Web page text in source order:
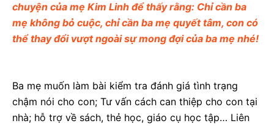
chuyện của mẹ Kim Linh để thấy rằng: Chỉ cần ba
mẹ không bỏ cuộc, chỉ cần ba mẹ quyết tâm, con có
thể thay đổi vượt ngoài sự mong đợi của ba mẹ nhé!
Ba mẹ muốn làm bài kiểm tra đánh giá tình trạng
chậm nói cho con; Tư vấn cách can thiệp cho con tại
nhà; hỗ trợ về sách, thẻ học, giáo cụ học tập… Liên